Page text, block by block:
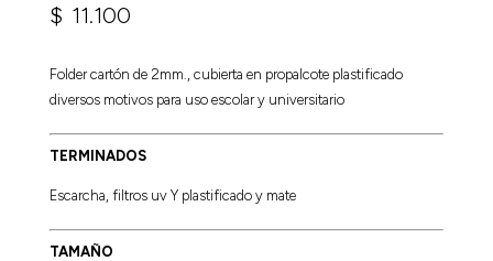
$ 11.100
Folder cartón de 2mm., cubierta en propalcote plastificado
diversos motivos para uso escolar y universitario
TERMINADOS
Escarcha, filtros uv Y plastificado y mate
TAMAÑO